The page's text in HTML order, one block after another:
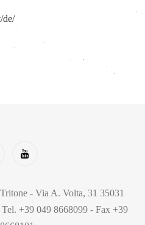
de/
- Via A. Volta, 31 35031
+39 049 8668099 - Fax +39